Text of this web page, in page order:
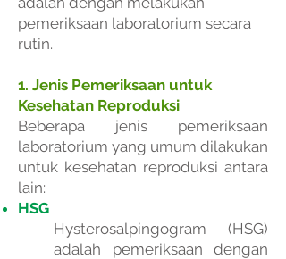
pemeriksaan laboratorium secara
rutin.
1. Jenis Pemeriksaan untuk
Kesehatan Reproduksi
Beberapa jenis pemeriksaan
laboratorium yang umum dilakukan
untuk kesehatan reproduksi antara
lain:
HSG
Hysterosalpingogram (HSG)
adalah pemeriksaan dengan